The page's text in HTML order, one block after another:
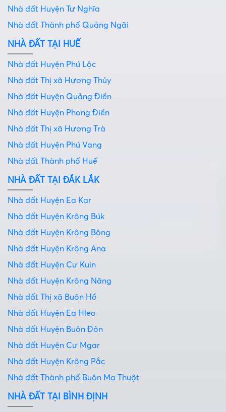
Nhà đất Huyện Tư Nghĩa
Nhà đất Thành phố Quảng Ngãi
NHÀ ĐẤT TẠI HUẾ
Nhà đất Huyện Phú Lộc
Nhà đất Thị xã Hương Thủy
Nhà đất Huyện Quảng Điền
Nhà đất Huyện Phong Điền
Nhà đất Thị xã Hương Trà
Nhà đất Huyện Phú Vang
Nhà đất Thành phố Huế
NHÀ ĐẤT TẠI ĐẮK LẮK
Nhà đất Huyện Ea Kar
Nhà đất Huyện Krông Búk
Nhà đất Huyện Krông Bông
Nhà đất Huyện Krông Ana
Nhà đất Huyện Cư Kuin
Nhà đất Huyện Krông Năng
Nhà đất Thị xã Buôn Hồ
Nhà đất Huyện Ea Hleo
Nhà đất Huyện Buôn Đôn
Nhà đất Huyện Cư Mgar
Nhà đất Huyện Krông Pắc
Nhà đất Thành phố Buôn Ma Thuột
NHÀ ĐẤT TẠI BÌNH ĐỊNH